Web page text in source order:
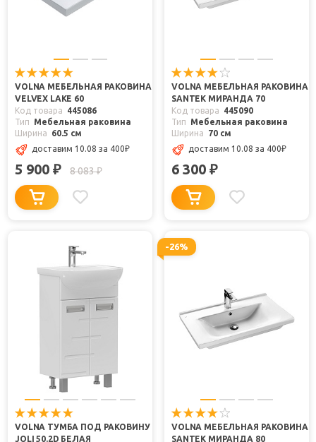
VOLNA МЕБЕЛЬНАЯ РАКОВИНА
VELVEX LAKE 60
Код товара
445086
Тип
Мебельная раковина
Ширина
60.5 см
доставим 10.08 за 400₽
5 900 ₽ 8 083₽
VOLNA МЕБЕЛЬНАЯ РАКОВИНА
SANTEK МИРАНДА 70
Код товара
445090
Тип
Мебельная раковина
Ширина
70 см
доставим 10.08 за 400₽
6 300 ₽
VOLNA ТУМБА ПОД РАКОВИНУ
JOLI 50.2D БЕЛАЯ
-26%
VOLNA МЕБЕЛЬНАЯ РАКОВИНА
SANTEK МИРАНДА 80